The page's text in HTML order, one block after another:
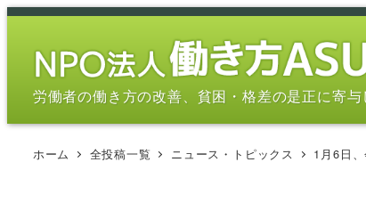
メ
労働者の働き方の改善、貧困・格差の是正に寄与
ホーム 全投稿一覧 ニュース・トピックス 1月6日